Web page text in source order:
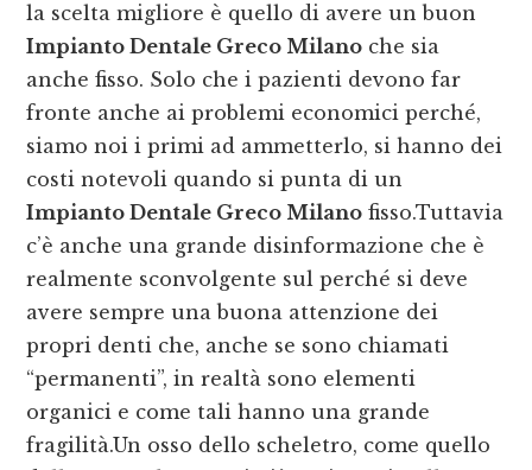
la scelta migliore è quello di avere un buon
Impianto Dentale Greco Milano che sia
anche fisso. Solo che i pazienti devono far
fronte anche ai problemi economici perché,
siamo noi i primi ad ammetterlo, si hanno dei
costi notevoli quando si punta di un
Impianto Dentale Greco Milano fisso.Tuttavia
c’è anche una grande disinformazione che è
realmente sconvolgente sul perché si deve
avere sempre una buona attenzione dei
propri denti che, anche se sono chiamati
“permanenti”, in realtà sono elementi
organici e come tali hanno una grande
fragilità.Un osso dello scheletro, come quello